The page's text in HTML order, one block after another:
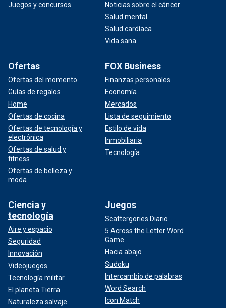
Juegos y concursos
Noticias sobre el cáncer
Salud mental
Salud cardíaca
Vida sana
Ofertas
Ofertas del momento
Guías de regalos
Home
Ofertas de cocina
Ofertas de tecnología y
electrónica
Ofertas de salud y
fitness
Ofertas de belleza y
moda
FOX Business
Finanzas personales
Economía
Mercados
Lista de seguimiento
Estilo de vida
Inmobiliaria
Tecnología
Ciencia y
tecnología
Aire y espacio
Seguridad
Innovación
Videojuegos
Tecnología militar
El planeta Tierra
Naturaleza salvaje
Juegos
Scattergories Diario
5 Across the Letter Word
Game
Hacia abajo
Sudoku
Intercambio de palabras
Word Search
Icon Match